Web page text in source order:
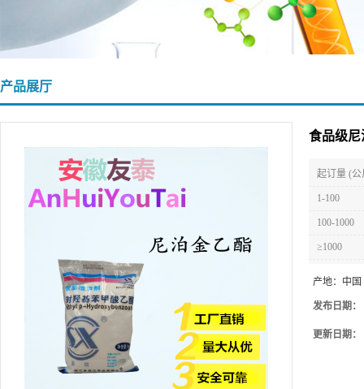
产品展厅
食品级尼
起订量 (公
1-100
100-1000
≥1000
产地： 中国
发布日期：
更新日期：